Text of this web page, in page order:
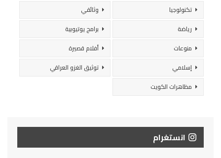
تكنولوجيا
وثائقي
رياضة
برامج يوتيوبية
منوعات
أفلام قصيرة
إسلامي
توثيق الغزو العراقي
مظاهرات الكويت
انستغرام